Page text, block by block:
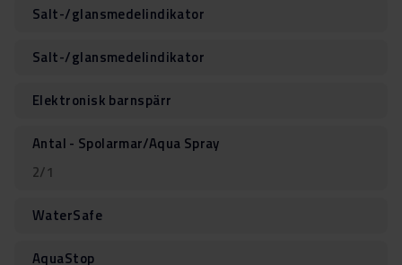
Salt-/glansmedelindikator
Salt-/glansmedelindikator
Elektronisk barnspärr
Antal - Spolarmar/Aqua Spray
2/1
WaterSafe
AquaStop